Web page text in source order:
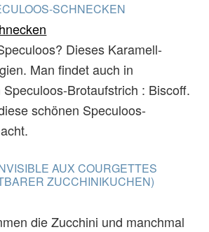
SCHNECKEN
Dieses Karamell-
Man findet auch in
Brotaufstrich : Biscoff.
schönen Speculoos-
AUX COURGETTES
ZUCCHINIKUCHEN)
die Zucchini und manchmal